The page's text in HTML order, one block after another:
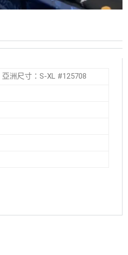
亞洲尺寸：S-XL #125708